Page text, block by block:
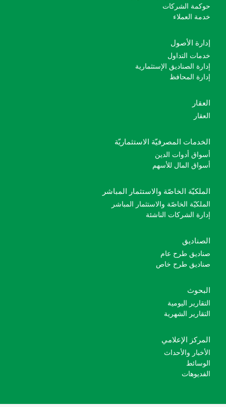
حوكمة الشركات
خدمة العملاء
إدارة الأصول
خدمات التداول
إدارة الصناديق الإستثمارية
إدارة المحافظ
العقار
العقار
الخدمات المصرفيّة الاستثماريّة
أسواق أدوات الدين
أسواق المال للأسهم
الملكيّة الخاصّة والاستثمار المباشر
الملكيّة الخاصّة والاستثمار المباشر
إدارة الشركات الناشئة
الصناديق
صناديق طرح عام
صناديق طرح خاص
البحوث
التقارير اليومية
التقارير الشهرية
المركز الإعلامي
الأخبار والأحداث
الوسائط
الفديوهات